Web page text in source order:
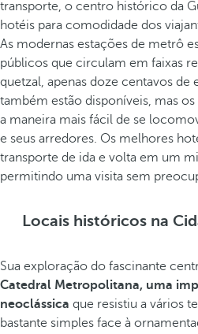
transporte, o centro histórico da
hotéis para comodidade dos
As modernas estações de metrô
públicos que circulam em faixas
quetzal, apenas doze centavos de
também estão disponíveis, mas
a maneira mais fácil de se
e seus arredores. Os melhores
transporte de ida e volta em um
permitindo uma visita sem
Locais históricos na
Sua exploração do fascinante
Catedral Metropolitana, uma
neoclássica que resistiu a vários
bastante simples face à